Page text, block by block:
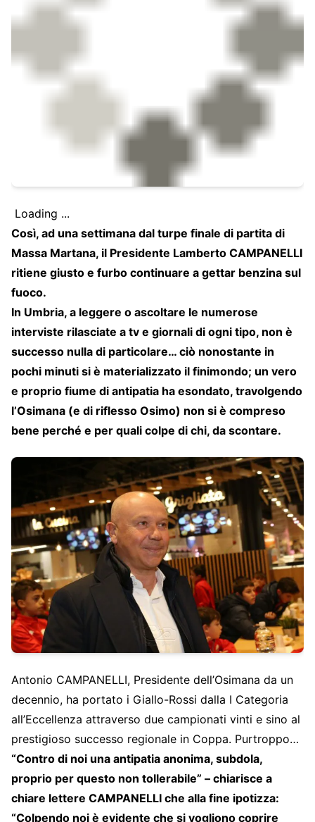
Loading ...
Così, ad una settimana dal turpe finale di partita di
Massa Martana, il Presidente Lamberto CAMPANELLI
ritiene giusto e furbo continuare a gettar benzina sul
fuoco.
In Umbria, a leggere o ascoltare le numerose
interviste rilasciate a tv e giornali di ogni tipo, non è
successo nulla di particolare… ciò nonostante in
pochi minuti si è materializzato il finimondo; un vero
e proprio fiume di antipatia ha esondato, travolgendo
l’Osimana (e di riflesso Osimo) non si è compreso
bene perché e per quali colpe di chi, da scontare.
Antonio CAMPANELLI, Presidente dell’Osimana da un
decennio, ha portato i Giallo-Rossi dalla I Categoria
all’Eccellenza attraverso due campionati vinti e sino al
prestigioso successo regionale in Coppa. Purtroppo…
“Contro di noi una antipatia anonima, subdola,
proprio per questo non tollerabile” – chiarisce a
chiare lettere CAMPANELLI che alla fine ipotizza:
“Colpendo noi è evidente che si vogliono coprire